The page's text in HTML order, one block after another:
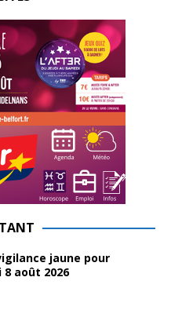
jaune pour
août 2026